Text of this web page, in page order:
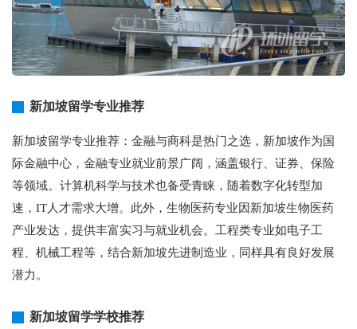
新加坡留学专业推荐
新加坡留学专业推荐：金融与商科是热门之选，新加坡作为国
际金融中心，金融专业就业前景广阔，涵盖银行、证券、保险
等领域。计算机科学与技术也备受青睐，随着数字化转型加
速，IT人才需求大增。此外，生物医药专业因新加坡生物医药
产业发达，提供丰富实习与就业机会。工程类专业如电子工
程、机械工程等，结合新加坡先进制造业，同样具有良好发展
潜力。
新加坡留学学校推荐